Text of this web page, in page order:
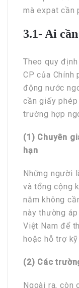
mà expat cần
3.1- Ai
Theo quy
CP của Chính
động nước
cần giấy
trường hợp
(1) Chuyên
hạn
Những người
và tổng cộng
năm không
này thường
Việt Nam để
hoặc hỗ trợ
(2) Các
Ngoài ra, còn